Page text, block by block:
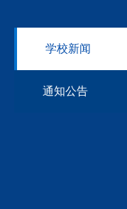
学校新闻
通知公告